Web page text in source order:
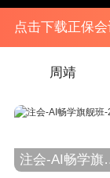
点击下载正保
周靖
注会-